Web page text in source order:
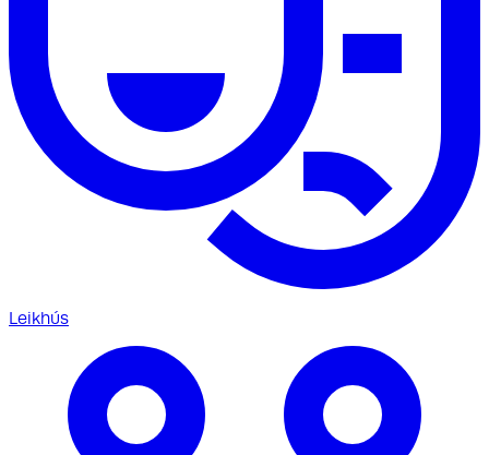
Leikhús